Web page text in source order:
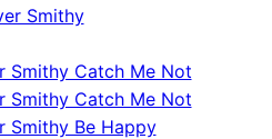
Smithy
Smithy Catch Me Not
Smithy Catch Me Not
Smithy Be Happy